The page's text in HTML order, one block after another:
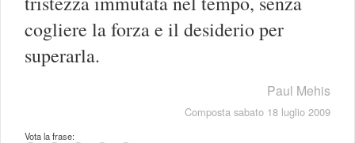
cogliere la forza e il desiderio per
superarla.
Paul Mehis
Composta sabato 18 luglio 2009
Vota la frase: